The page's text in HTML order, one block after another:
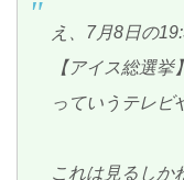
え、7月8日の
【アイス総選挙】
っていうテレビ
これは見るしか